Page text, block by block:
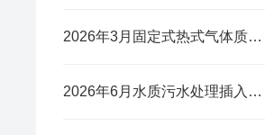
2026年3月固定式热式气体质量流量计国产哪个厂家靠谱​
2026年6月水质污水处理插入式超声波流量计主流厂家解析